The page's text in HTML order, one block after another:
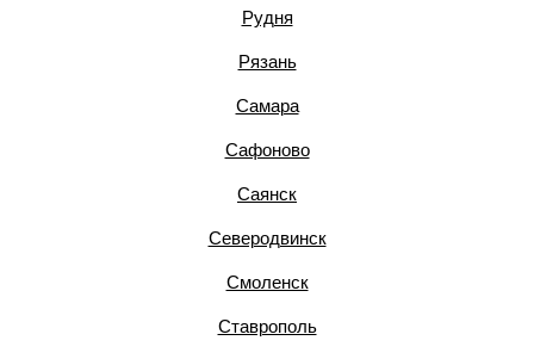
Рудня
Рязань
Самара
Сафоново
Саянск
Северодвинск
Смоленск
Ставрополь